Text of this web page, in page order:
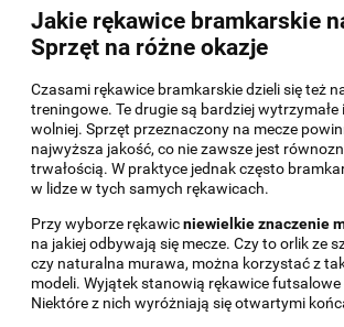
Jakie rękawice bramkarskie
Sprzęt na różne okazje
Czasami rękawice bramkarskie dzieli się też
treningowe. Te drugie są bardziej wytrzymałe
wolniej. Sprzęt przeznaczony na mecze
najwyższa jakość, co nie zawsze jest
trwałością. W praktyce jednak często
w lidze w tych samych rękawicach.
Przy wyborze rękawicniewielkie znaczenie
na jakiej odbywają się mecze. Czy to orlik ze
czy naturalna murawa, można korzystać z
modeli. Wyjątek stanowią rękawice futsalowe
Niektóre z nich wyróżniają się otwartymi